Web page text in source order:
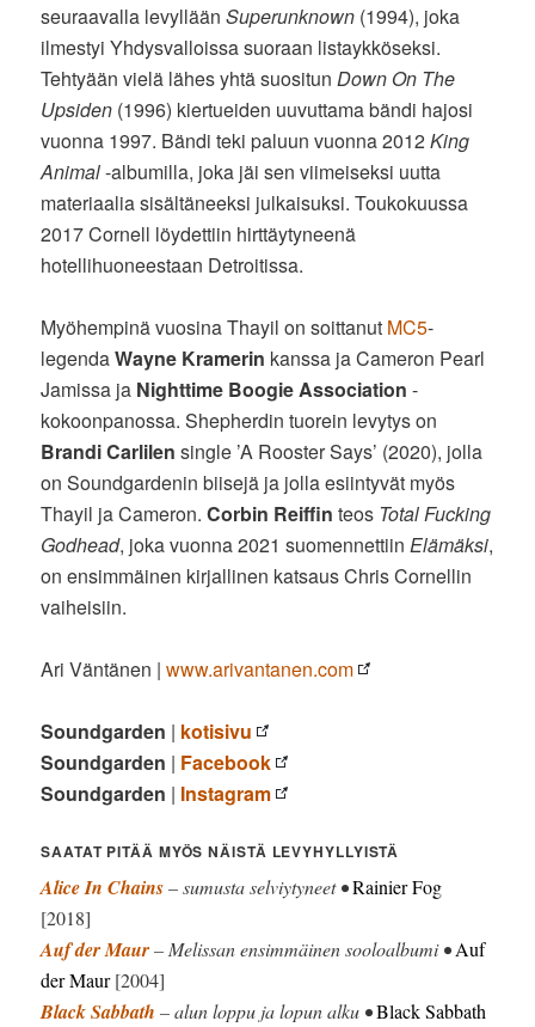
seuraavalla levylläänSuperunknown (1994), joka
ilmestyi Yhdysvalloissa suoraan listaykköseksi.
Tehtyään vielä lähes yhtä suositun Down On The
Upsiden (1996) kiertueiden uuvuttama bändi hajosi
vuonna 1997. Bändi teki paluun vuonna 2012King
Animal-albumilla, joka jäi sen viimeiseksi uutta
materiaalia sisältäneeksi julkaisuksi. Toukokuussa
2017 Cornell löydettiin hirttäytyneenä
hotellihuoneestaan Detroitissa.
Myöhempinä vuosina Thayil on soittanut MC5-
legendaWayne Kramerin kanssa ja Cameron Pearl
Jamissa ja Nighttime Boogie Association -
kokoonpanossa. Shepherdin tuorein levytys on
Brandi Carlilen single ’A Rooster Says’ (2020), jolla
on Soundgardenin biisejä ja jolla esiintyvät myös
Thayil ja Cameron.Corbin Reiffin teos Total Fucking
Godhead, joka vuonna 2021 suomennettiin Elämäksi,
on ensimmäinen kirjallinen katsaus Chris Cornellin
vaiheisiin.
Ari Väntänen |www.arivantanen.com
Soundgarden | kotisivu
Soundgarden | Facebook
Soundgarden | Instagram
SAATAT PITÄÄ MYÖS NÄISTÄ LEVYHYLLYISTÄ
Alice In Chains– sumusta selviytyneet •Rainier Fog
[2018]
Auf der Maur– Melissan ensimmäinen sooloalbumi •Auf
der Maur[2004]
Black Sabbath – alun loppu ja lopun alku •Black Sabbath